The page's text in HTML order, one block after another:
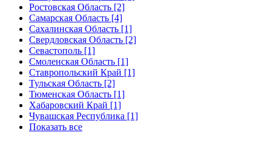
Ростовская Область [2]
Самарская Область [4]
Сахалинская Область [1]
Свердловская Область [2]
Севастополь [1]
Смоленская Область [1]
Ставропольский Край [1]
Тульская Область [2]
Тюменская Область [1]
Хабаровский Край [1]
Чувашская Республика [1]
Показать все